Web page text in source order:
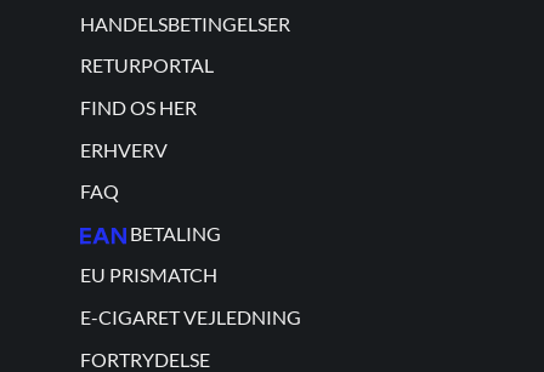
HANDELSBETINGELSER
RETURPORTAL
FIND OS HER
ERHVERV
FAQ
BETALING
EU PRISMATCH
E-CIGARET VEJLEDNING
FORTRYDELSE